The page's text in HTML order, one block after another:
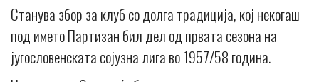
Станува збор за клуб со долга традиција, кој некогаш
под името Партизан бил дел од првата сезона на
југословенската сојузна лига во 1957/58 година.